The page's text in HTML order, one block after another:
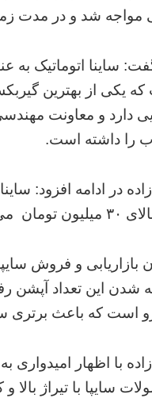
مواجه شد و در مدت
که یکی از بهترین
دارد و معاونت
را داشته است.
در ادامه افزود:
بیشتری در جامعه داشته باشد.
بازاریابی و فروش
شدن این تعداد آپشن
است که باعث برتری
با اظهار امیدواری به
سایپا با تیراژ